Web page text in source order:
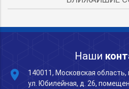
Наши
place
140011, Московская
ул. Юбилейная, д. 26,